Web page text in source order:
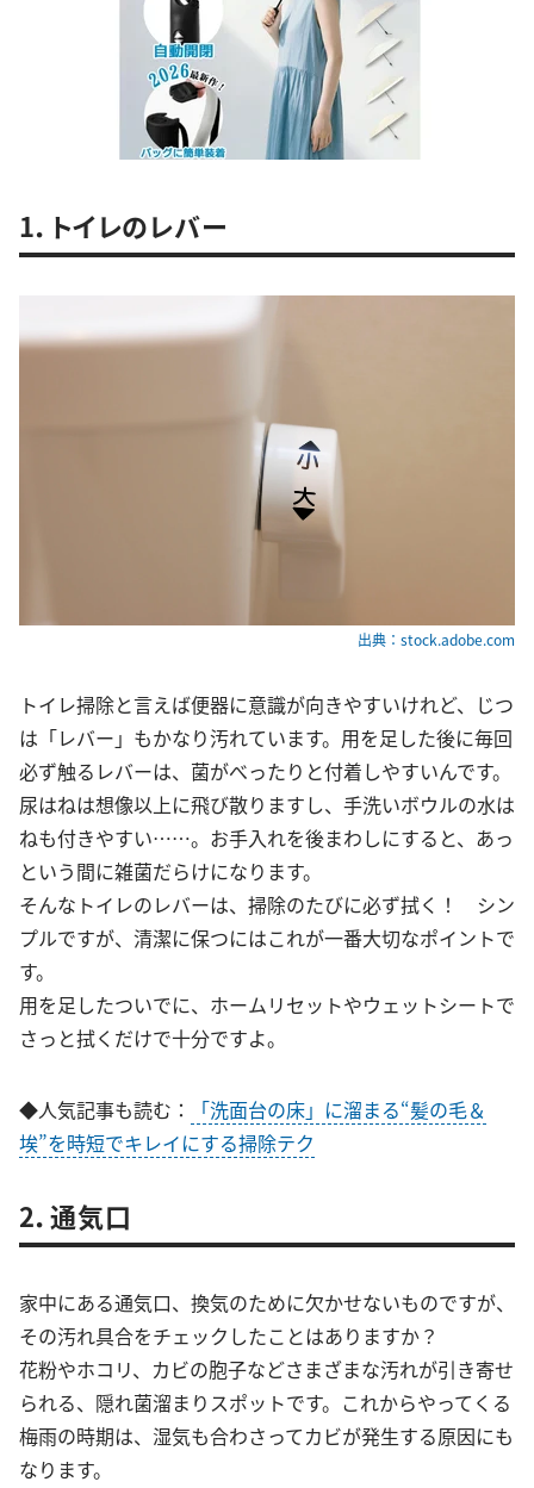
1．トイレのレバー
出典：stock.adobe.com
トイレ掃除と言えば便器に意識が向きやすいけれど、じつ
は「レバー」もかなり汚れています。用を足した後に毎回
必ず触るレバーは、菌がべったりと付着しやすいんです。
尿はねは想像以上に飛び散りますし、手洗いボウルの水は
ねも付きやすい……。お手入れを後まわしにすると、あっ
という間に雑菌だらけになります。
そんなトイレのレバーは、掃除のたびに必ず拭く！ シン
プルですが、清潔に保つにはこれが一番大切なポイントで
す。
用を足したついでに、ホームリセットやウェットシートで
さっと拭くだけで十分ですよ。
◆人気記事も読む：
「洗面台の床」に溜まる“髪の毛＆
埃”を時短でキレイにする掃除テク
2．通気口
家中にある通気口、換気のために欠かせないものですが、
その汚れ具合をチェックしたことはありますか？
花粉やホコリ、カビの胞子などさまざまな汚れが引き寄せ
られる、隠れ菌溜まりスポットです。これからやってくる
梅雨の時期は、湿気も合わさってカビが発生する原因にも
なります。